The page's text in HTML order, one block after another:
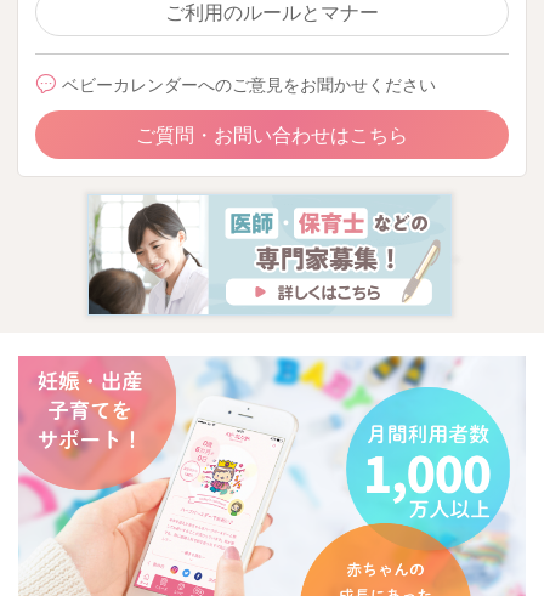
ご利用のルールとマナー
ベビーカレンダーへのご意見をお聞かせください
ご質問・お問い合わせはこちら